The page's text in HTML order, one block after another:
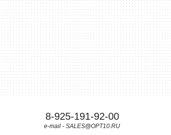
8-925-191-92-00
e-mail - SALES@OPT10.RU